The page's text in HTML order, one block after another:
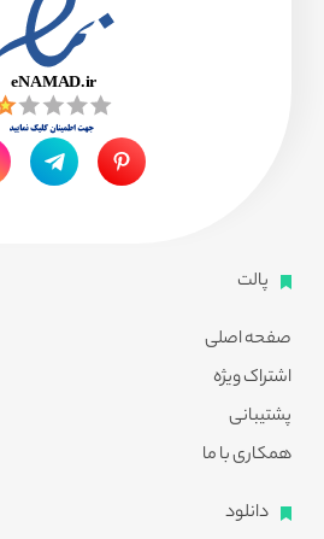
پالت
صفحه اصلی
اشتراک ویژه
پشتیبانی
همکاری با ما
دانلود